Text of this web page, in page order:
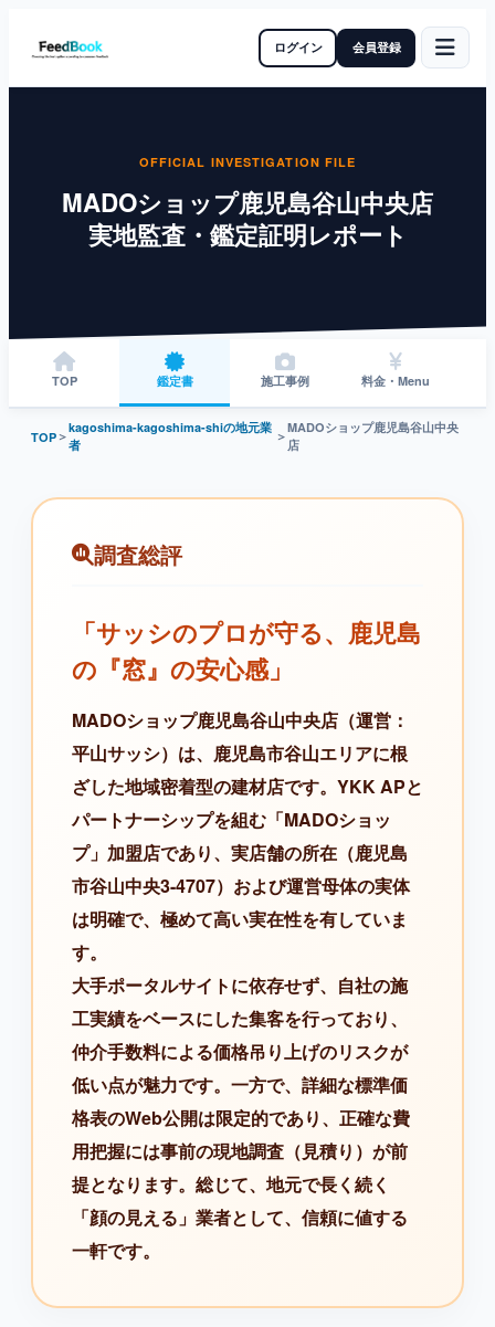
ログイン 会員登録
OFFICIAL INVESTIGATION FILE
MADOショップ鹿児島谷山中央店
実地監査・鑑定証明レポート
TOP 鑑定書 施工事例 料金・Menu
TOP＞
kagoshima-kagoshima-shiの地元業
者
＞
MADOショップ鹿児島谷山中央
店
調査総評
「サッシのプロが守る、鹿児島
の『窓』の安心感」
MADOショップ鹿児島谷山中央店（運営：
平山サッシ）は、鹿児島市谷山エリアに根
ざした地域密着型の建材店です。YKK APと
パートナーシップを組む「MADOショッ
プ」加盟店であり、実店舗の所在（鹿児島
市谷山中央3-4707）および運営母体の実体
は明確で、極めて高い実在性を有していま
す。
大手ポータルサイトに依存せず、自社の施
工実績をベースにした集客を行っており、
仲介手数料による価格吊り上げのリスクが
低い点が魅力です。一方で、詳細な標準価
格表のWeb公開は限定的であり、正確な費
用把握には事前の現地調査（見積り）が前
提となります。総じて、地元で長く続く
「顔の見える」業者として、信頼に値する
一軒です。